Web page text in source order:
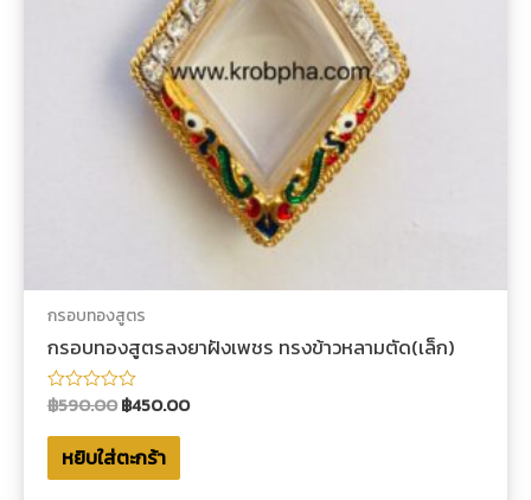
กรอบทองสูตร
กรอบทองสูตรลงยาฝังเพชร ทรงข้าวหลามตัด(เล็ก)
ให้
0
ตั้งแต่
฿590.00฿450.00
หยิบใส่ตะกร้า